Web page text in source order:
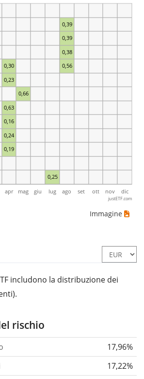
0,25
0,19
0,24
0,16
0,63
0,66
0,23
0,30 0,56
0,38
0,39
0,39
apr mag giu lug ago set ott nov dic
justETF.com
Immagine
includono la distribuzione dei
rischio
17,96%
17,22%